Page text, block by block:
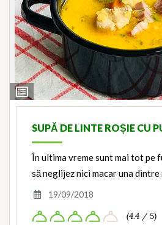
View
Ingredients
SUPĂ DE LINTE ROȘIE CU
În ultima vreme sunt mai tot pe
să neglijez nici macar una dintre
19/09/2018
(4.4 / 5)